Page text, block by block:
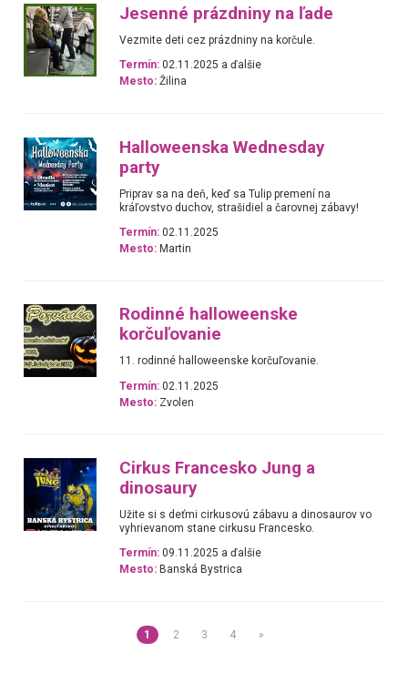
Jesenné prázdniny na ľade
Vezmite deti cez prázdniny na korčule.
Termín: 02.11.2025 a ďalšie
Mesto: Žilina
Halloweenska Wednesday
party
Priprav sa na deň, keď sa Tulip premení na
kráľovstvo duchov, strašidiel a čarovnej zábavy!
Termín: 02.11.2025
Mesto: Martin
Rodinné halloweenske
korčuľovanie
11. rodinné halloweenske korčuľovanie.
Termín: 02.11.2025
Mesto: Zvolen
Cirkus Francesko Jung a
dinosaury
Užite si s deťmi cirkusovú zábavu a dinosaurov vo
vyhrievanom stane cirkusu Francesko.
Termín: 09.11.2025 a ďalšie
Mesto: Banská Bystrica
1 2 3 4 »